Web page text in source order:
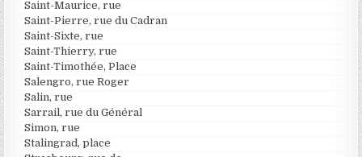
Saint-Maurice, rue
Saint-Pierre, rue du Cadran
Saint-Sixte, rue
Saint-Thierry, rue
Saint-Timothée, Place
Salengro, rue Roger
Salin, rue
Sarrail, rue du Général
Simon, rue
Stalingrad, place